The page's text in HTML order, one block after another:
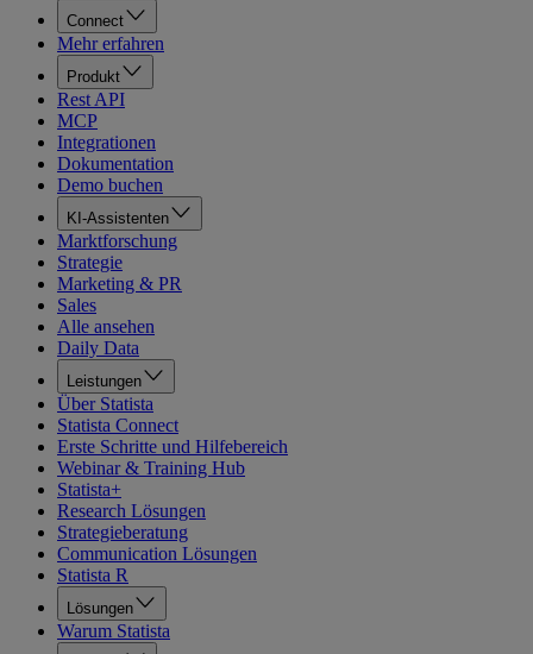
Connect
Mehr erfahren
Produkt
Rest API
MCP
Integrationen
Dokumentation
Demo buchen
KI-Assistenten
Marktforschung
Strategie
Marketing & PR
Sales
Alle ansehen
Daily Data
Leistungen
Über Statista
Statista Connect
Erste Schritte und Hilfebereich
Webinar & Training Hub
Statista+
Research Lösungen
Strategieberatung
Communication Lösungen
Statista R
Lösungen
Warum Statista